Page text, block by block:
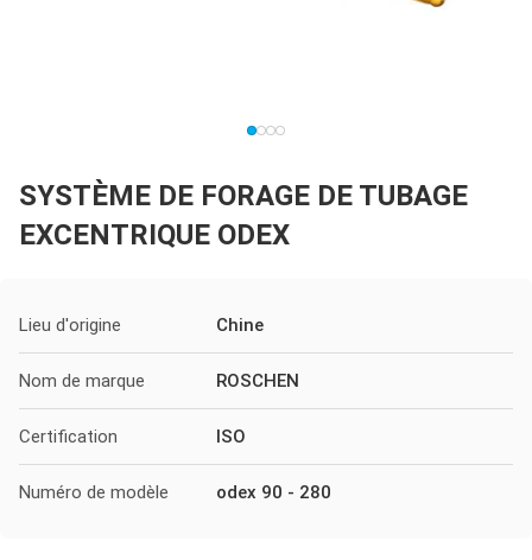
SYSTÈME DE FORAGE DE TUBAGE
EXCENTRIQUE ODEX
Lieu d'origine Chine
Nom de marque ROSCHEN
Certification ISO
Numéro de modèle odex 90 - 280